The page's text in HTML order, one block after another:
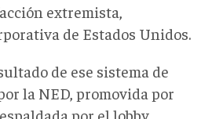
extremista,
de Estados Unidos.
de ese sistema de
la NED, promovida por
por el lobby